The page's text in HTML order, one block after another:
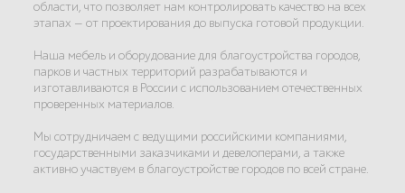
области, что позволяет нам контролировать качество на всех
этапах — от проектирования до выпуска готовой продукции.
Наша мебель и оборудование для благоустройства городов,
парков и частных территорий разрабатываются и
изготавливаются в России с использованием отечественных
проверенных материалов.
Мы сотрудничаем с ведущими российскими компаниями,
государственными заказчиками и девелоперами, а также
активно участвуем в благоустройстве городов по всей стране.